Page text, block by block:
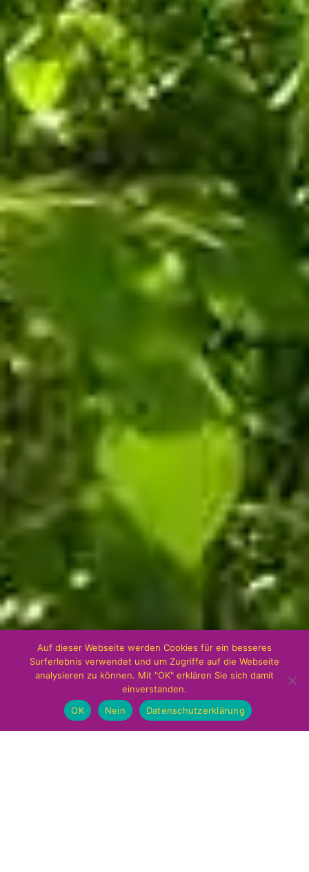
Auf dieser Webseite werden Cookies für ein besseres
Surferlebnis verwendet und um Zugriffe auf die Webseite
analysieren zu können. Mit "OK" erklären Sie sich damit
einverstanden.
OK
Nein Datenschutzerklärung